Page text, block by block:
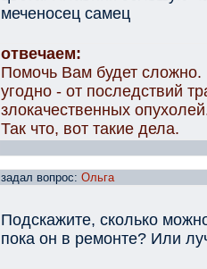
меченосец самец
отвечаем:
Помочь Вам будет
угодно - от последствий
злокачественных
Так что, вот такие дела.
задал вопрос: Ольга
Подскажите, сколько
пока он в ремонте? Или